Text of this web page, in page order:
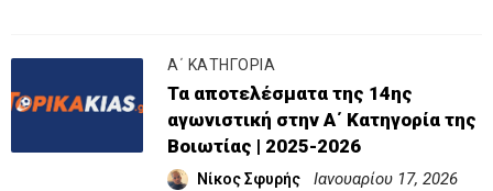
Α΄ ΚΑΤΗΓΟΡΙΑ
Τα αποτελέσματα της 14ης
αγωνιστική στην Α΄ Κατηγορία της
Βοιωτίας | 2025-2026
Νίκος Σφυρής Ιανουαρίου 17, 2026